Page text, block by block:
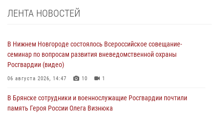
ЛЕНТА НОВОСТЕЙ
В Нижнем Новгороде состоялось Всероссийское совещание-
семинар по вопросам развития вневедомственной охраны
Росгвардии (видео)
06 августа 2026, 14:47 10 1
В Брянске сотрудники и военнослужащие Росгвардии почтили
память Героя России Олега Визнюка